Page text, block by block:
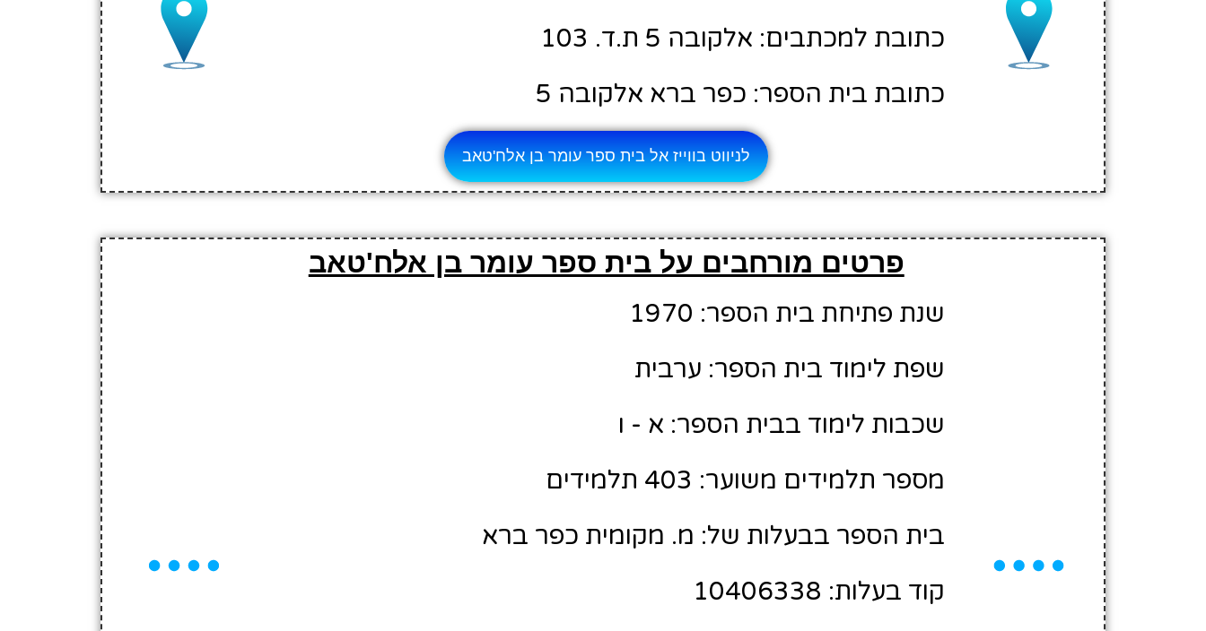
כתובת למכתבים: אלקובה 5 ת.ד. 103
כתובת בית הספר: כפר ברא אלקובה 5
לניווט בווייז אל בית ספר עומר בן אלח'טאב
פרטים מורחבים על בית ספר עומר בן אלח'טאב
שנת פתיחת בית הספר: 1970
שפת לימוד בית הספר: ערבית
שכבות לימוד בבית הספר: א - ו
מספר תלמידים משוער: 403 תלמידים
בית הספר בבעלות של: מ. מקומית כפר ברא
קוד בעלות: 10406338